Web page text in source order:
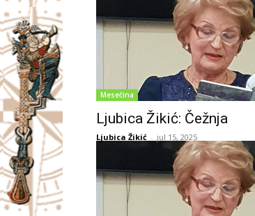
Mesečina
Ljubica Žikić: Čežnja
Ljubica Žikić - jul 15, 2025